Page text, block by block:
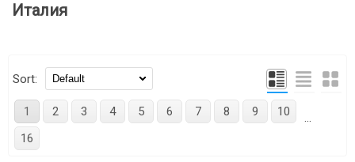
Италия
Sort:
1 2 3 4 5 6 7 8 9 10
...
16